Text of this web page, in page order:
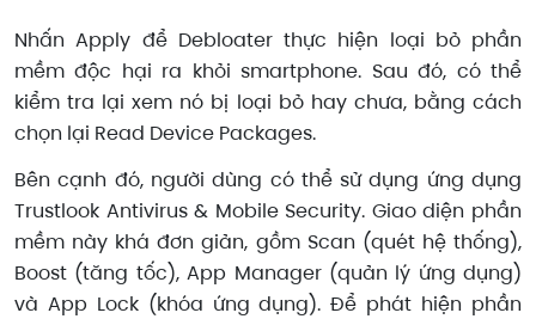
Nhấn Apply để Debloater thực hiện loại bỏ phần
mềm độc hại ra khỏi smartphone. Sau đó, có thể
kiểm tra lại xem nó bị loại bỏ hay chưa, bằng cách
chọn lại Read Device Packages.
Bên cạnh đó, người dùng có thể sử dụng ứng dụng
Trustlook Antivirus & Mobile Security. Giao diện phần
mềm này khá đơn giản, gồm Scan (quét hệ thống),
Boost (tăng tốc), App Manager (quản lý ứng dụng)
và App Lock (khóa ứng dụng). Để phát hiện phần